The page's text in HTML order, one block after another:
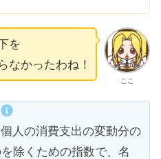
ここ
を
なかったわね！
人の消費支出の変動分の
除くための指数で、名